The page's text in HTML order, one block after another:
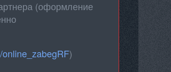
(оформление
)